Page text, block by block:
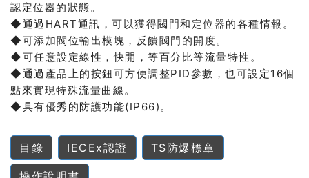
認定位器的狀態。
◆通過HART通訊，可以獲得閥門和定位器的各種情報。
◆可添加閥位輸出模塊，反饋閥門的開度。
◆可任意設定線性，快開，等百分比等流量特性。
◆通過產品上的按鈕可方便調整PID參數，也可設定16個
點來實現特殊流量曲線。
◆具有優秀的防護功能(IP66)。
目錄 IECEx認證 TS防爆標章